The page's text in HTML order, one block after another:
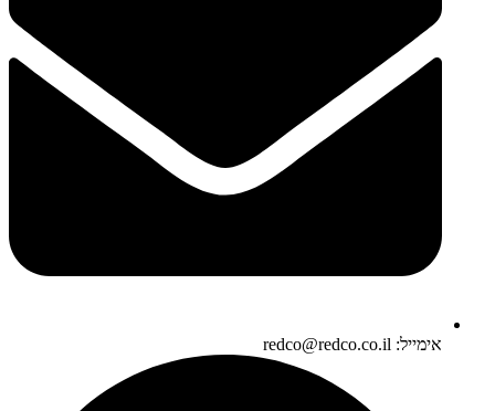
אימייל: redco@redco.co.il